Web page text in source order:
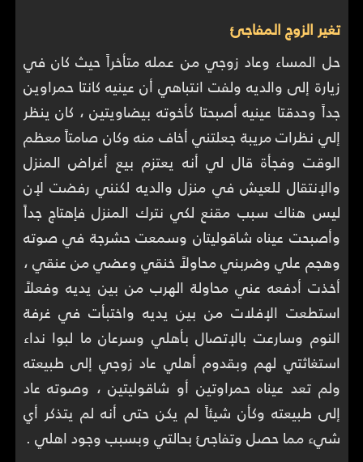
تغير الزوج المفاجئ
حل المساء وعاد زوجي من عمله متأخراً حيث كان في
زيارة إلى والديه ولفت انتباهي أن عينيه كانتا حمراوين
جداً وحدقتا عينيه أصبحتا كأخوته بيضاويتين ، كان ينظر
إلي نظرات مريبة جعلتني أخاف منه وكان صامتاً معظم
الوقت وفجأة قال لي أنه يعتزم بيع أغراض المنزل
والإنتقال للعيش في منزل والديه لكنني رفضت لإن
ليس هناك سبب مقنع لكي نترك المنزل فإهتاج جداً
وأصبحت عيناه شاقوليتان وسمعت حشرجة في صوته
وهجم علي وضربني محاولاً خنقي وعضي من عنقي ،
أخذت أدفعه عني محاولة الهرب من بين يديه وفعلاً
استطعت الإفلات من بين يديه واختبأت في غرفة
النوم وسارعت بالإتصال بأهلي وسرعان ما لبوا نداء
استغاثتي لهم وبقدوم أهلي عاد زوجي إلى طبيعته
ولم تعد عيناه حمراوتين أو شاقوليتين ، وصوته عاد
إلى طبيعته وكأن شيئاً لم يكن حتى أنه لم يتذكر أي
شيء مما حصل وتفاجئ بحالتي وبسبب وجود اهلي .